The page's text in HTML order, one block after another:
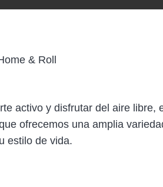
activo y disfrutar del aire libre,
ofrecemos una amplia
estilo de vida.